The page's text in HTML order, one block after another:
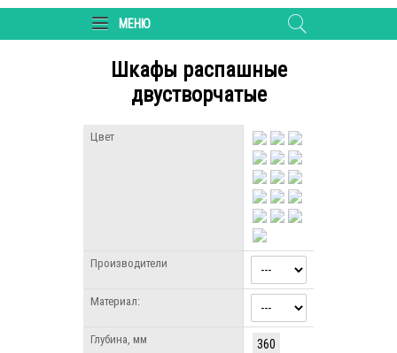
МЕНЮ
Шкафы распашные
двустворчатые
Цвет
Производители
Материал:
Глубина, мм
360